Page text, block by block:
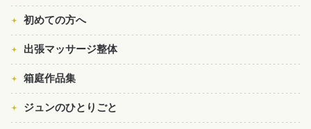
初めての方へ
出張マッサージ整体
箱庭作品集
ジュンのひとりごと